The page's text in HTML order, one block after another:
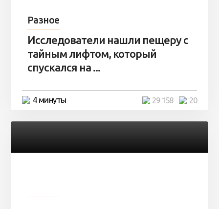
Разное
Исследователи нашли пещеру с
тайным лифтом, который
спускался на ...
4 минуты 20
29 158